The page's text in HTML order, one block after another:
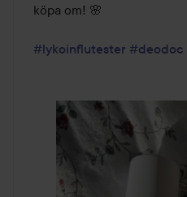
köpa om! 🌸
#lykoinflutester #deodoc